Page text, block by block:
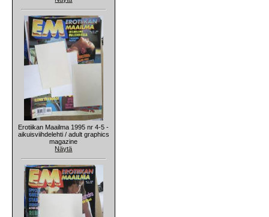
Erotiikan Maailma 1995 nr 4-5 -
aikuisviihdelehti / adult graphics
magazine
Näytä